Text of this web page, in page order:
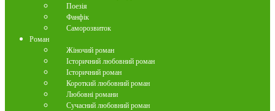
Поезія
Фанфік
Саморозвиток
Роман
Жіночий роман
Історичний любовний роман
Історичний роман
Короткий любовний роман
Любовні романи
Сучасний любовний роман